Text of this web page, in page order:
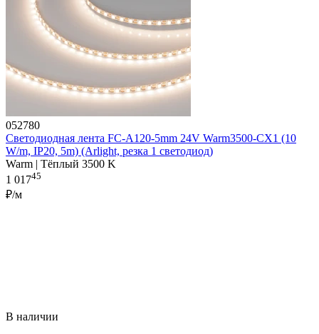
052780
Светодиодная лента FC-A120-5mm 24V Warm3500-CX1 (10
W/m, IP20, 5m) (Arlight, резка 1 светодиод)
Warm | Тёплый 3500 K
1 01745
₽/м
В наличии